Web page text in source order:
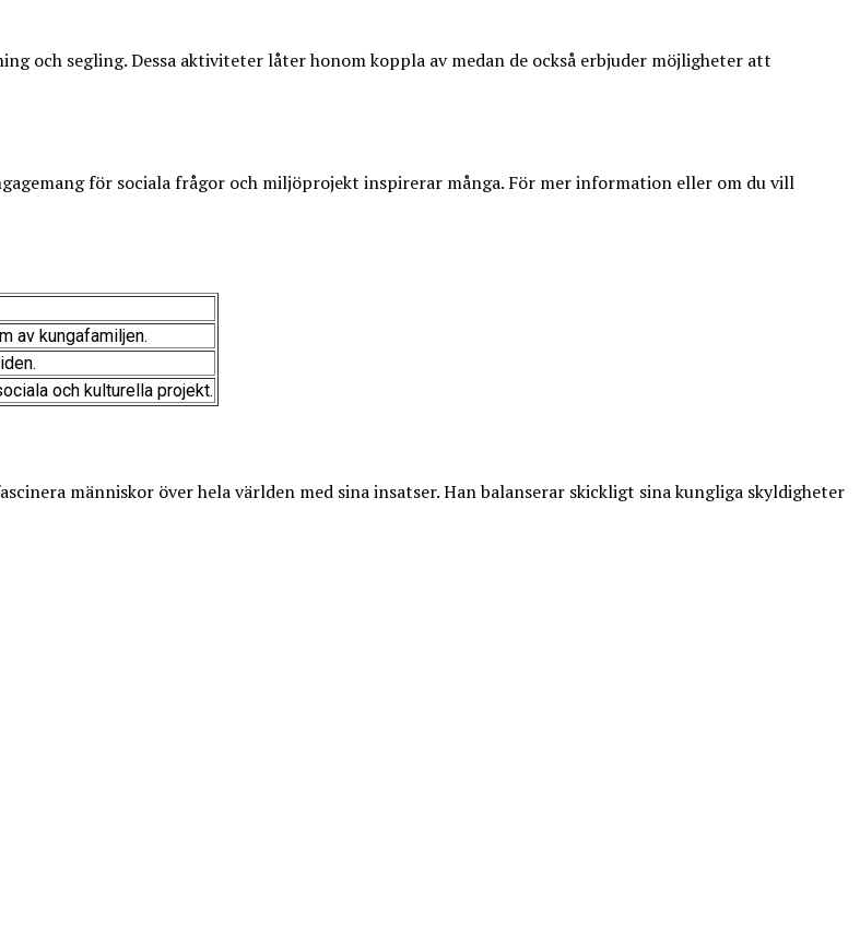
och segling. Dessa aktiviteter låter honom koppla av medan de också erbjuder möjligheter att
för sociala frågor och miljöprojekt inspirerar många. För mer information eller om du vill
av kungafamiljen.
och kulturella projekt.
människor över hela världen med sina insatser. Han balanserar skickligt sina kungliga skyldigheter